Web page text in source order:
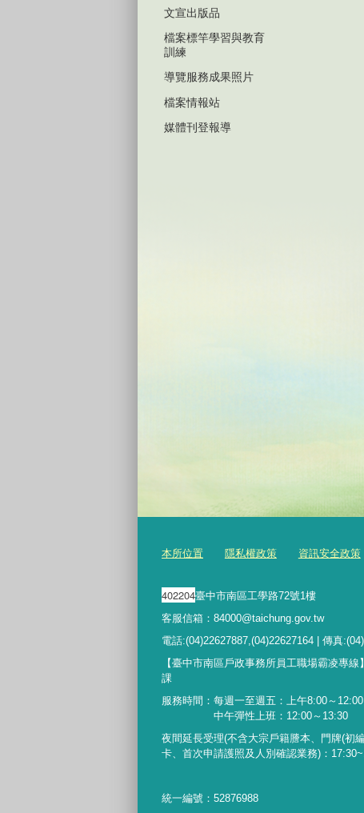
文宣出版品
檔案標竿學習與教育
訓練
導覽服務成果照片
檔案情報站
媒體刊登報導
本所位置 隱私權政策 資訊安全政策
402204臺中市南區工學路72號1樓
客服信箱：84000@taichung.gov.tw
電話:(04)22627887,(04)22627164 | 傳真
【臺中市南區戶政事務所員工職場霸凌專線】
課
服務時間：每週一至週五：上午8:00～
中午彈性上班：12:00～13:30
夜間延長受理(不含大宗戶籍謄本、門牌(初
卡、首次申請護照及人別確認業務) ：
統一編號：52876988